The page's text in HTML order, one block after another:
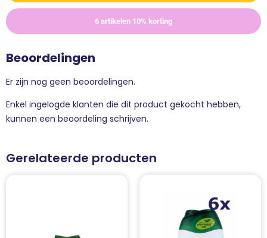
6 artikelen 10% korting
Beoordelingen
Er zijn nog geen beoordelingen.
Enkel ingelogde klanten die dit product gekocht hebben,
kunnen een beoordeling schrijven.
Gerelateerde producten